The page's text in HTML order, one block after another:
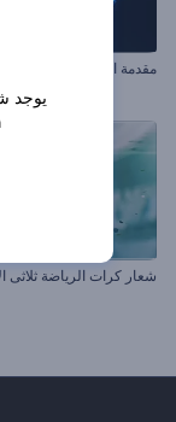
مقدمة الفراشة المتلألئة
شعار كرات الرياضة ثلاثى